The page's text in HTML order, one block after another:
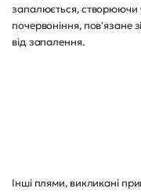
запалюється, створюючи
почервоніння, пов'язане
від запалення.
Інші плями, викликані